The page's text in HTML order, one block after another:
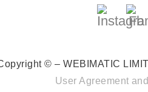
© – WEBIMATIC
User Agreement and